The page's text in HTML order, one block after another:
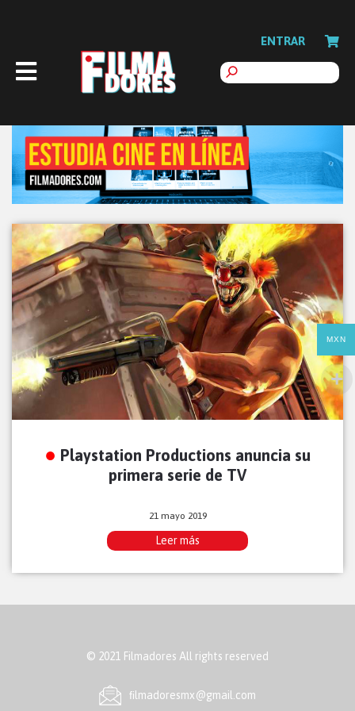
ENTRAR
Playstation Productions anuncia su
primera serie de TV
21 mayo 2019
Leer más
© 2021 Filmadores All rights reserved
ﬁlmadoresmx@gmail.com
MXN